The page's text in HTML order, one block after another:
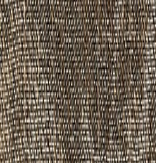
ールが届きます
同じグループの製品
もっと見る
シリーズの一覧を見る
空間に広がりを演出する
デザイン。 マーブリング技法の雄大な流
た。
納期
標準在庫品
サイズ